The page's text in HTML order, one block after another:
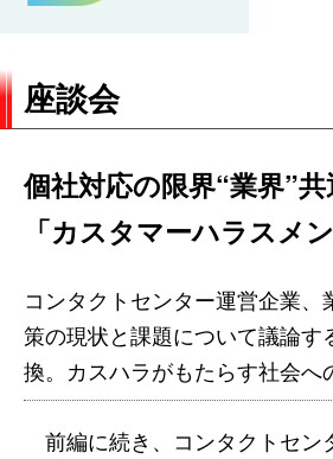
座談会
個社対応の限界“業界”
「カスタマーハラスメ
コンタクトセンター運営企業
策の現状と課題について議論
換。カスハラがもたらす社会
前編に続き、コンタクトセン